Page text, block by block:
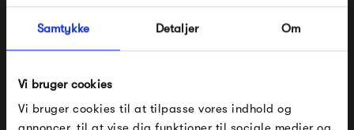
Samtykke Detaljer Om
Vi bruger cookies
Vi bruger cookies til at tilpasse vores indhold og
Flos Tab Table - Sort
Flos Tab Table -